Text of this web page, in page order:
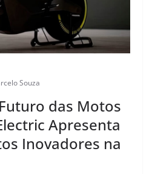
Souza
das Motos
Apresenta
Inovadores na